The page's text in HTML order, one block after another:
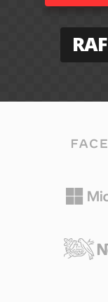
RAF